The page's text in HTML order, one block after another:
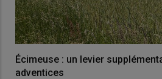
Écimeuse : un levier
adventices